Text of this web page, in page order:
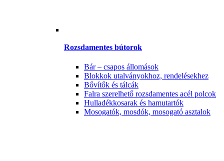
Rozsdamentes bútorok
Bár – csapos állomások
Blokkok utalványokhoz, rendelésekhez
Bővítők és tálcák
Falra szerelhető rozsdamentes acél polcok
Hulladékkosarak és hamutartók
Mosogatók, mosdók, mosogató asztalok